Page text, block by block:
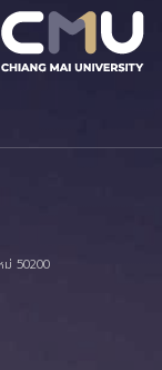
ม่ 50200